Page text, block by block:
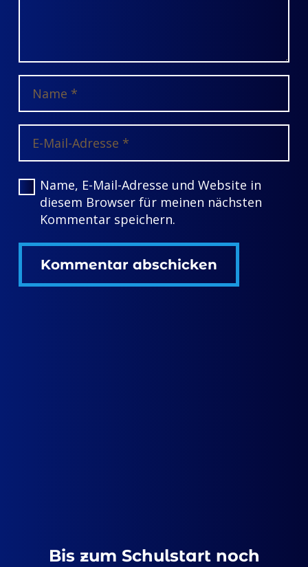
Name, E-Mail-Adresse und Website in
diesem Browser für meinen nächsten
Kommentar speichern.
Kommentar abschicken
Bis zum Schulstart noch